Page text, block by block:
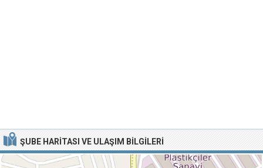
ŞUBE HARITASI VE ULAŞIM BILGILERI